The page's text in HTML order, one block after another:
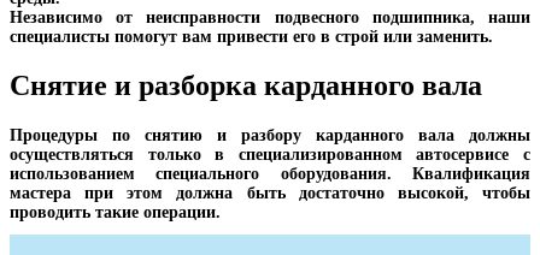
Независимо от неисправности подвесного подшипника, наши
специалисты помогут вам привести его в строй или заменить.
Снятие и разборка карданного вала
Процедуры по снятию и разбору карданного вала должны
осуществляться только в специализированном автосервисе с
использованием специального оборудования. Квалификация
мастера при этом должна быть достаточно высокой, чтобы
проводить такие операции.